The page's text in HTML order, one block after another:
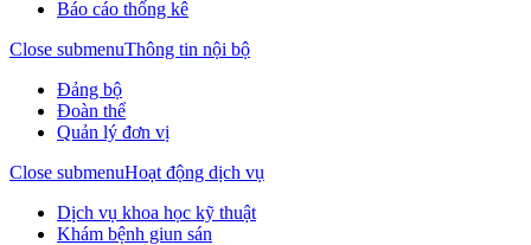
Báo cáo thống kê
Close submenuThông tin nội bộ
Đảng bộ
Đoàn thể
Quản lý đơn vị
Close submenuHoạt động dịch vụ
Dịch vụ khoa học kỹ thuật
Khám bệnh giun sán